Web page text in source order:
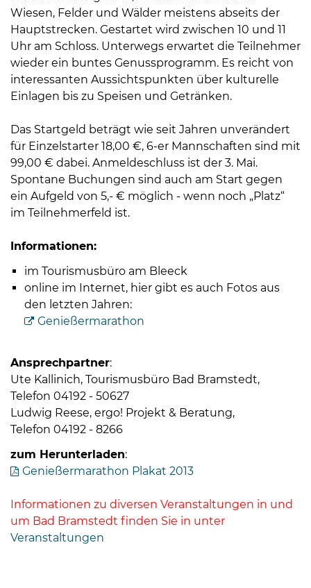
Vereinbarung.
Wiesen, Felder und Wälder meistens abseits der
Hauptstrecken. Gestartet wird zwischen 10 und 11
Uhr am Schloss. Unterwegs erwartet die Teilnehmer
wieder ein buntes Genussprogramm. Es reicht von
interessanten Aussichtspunkten über kulturelle
Einlagen bis zu Speisen und Getränken.
Das Startgeld beträgt wie seit Jahren unverändert
für Einzelstarter 18,00 €, 6-er Mannschaften sind mit
99,00 € dabei. Anmeldeschluss ist der 3. Mai.
Spontane Buchungen sind auch am Start gegen
ein Aufgeld von 5,- € möglich - wenn noch „Platz“
im Teilnehmerfeld ist.
Informationen:
im Tourismusbüro am Bleeck
online im Internet, hier gibt es auch Fotos aus
den letzten Jahren:
Genießermarathon
Ansprechpartner:
Ute Kallinich, Tourismusbüro Bad Bramstedt,
Telefon 04192 - 50627
Ludwig Reese, ergo! Projekt & Beratung,
Telefon 04192 - 8266
zum Herunterladen:
Genießermarathon Plakat 2013
Informationen zu diversen Veranstaltungen in und
um Bad Bramstedt finden Sie in unter
Veranstaltungen